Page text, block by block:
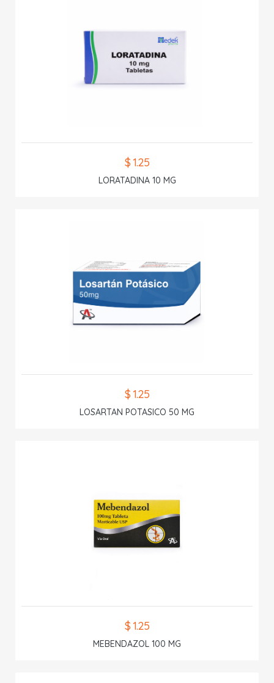
$ 1.25
LORATADINA 10 MG
$ 1.25
LOSARTAN POTASICO 50 MG
$ 1.25
MEBENDAZOL 100 MG